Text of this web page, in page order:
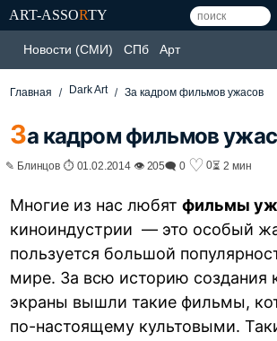
ART-ASSORTY
Новости (СМИ) СПб Арт
Главная Dark Art За кадром фильмов ужасов
За кадром фильмов
✎ Блинцов ⏱ 01.02.2014 👁 205🗨 0 ♡ 0⏳ 2 мин
Многие из нас любятфильмы
киноиндустрии — это особый
пользуется большой
мире. За всю историю создания
экраны вышли такие фильмы,
по-настоящему культовыми.